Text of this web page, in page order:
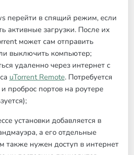
перейти в спящий режим, если
активные загрузки. После их
может сам отправить
выключить компьютер;
удаленно через интернет с
uTorrent Remote. Потребуется
проброс портов на роутере
установки добавляется в
а его отдельные
также нужен доступ в интернет